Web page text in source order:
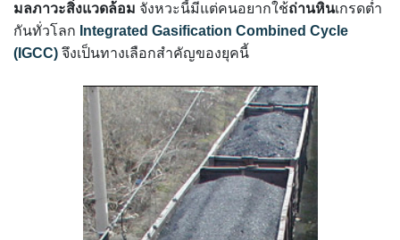
มลภาวะสิ่งแวดล้อม จังหวะนี้มีแต่คนอยากใช้ถ่านหินเกรดต่ำ
กันทั่วโลก Integrated Gasification Combined Cycle
(IGCC) จึงเป็นทางเลือกสำคัญของยุคนี้